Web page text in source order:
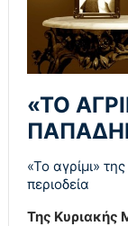
«ΤΟ
«Το αγρίμι»
περιοδεία
Της